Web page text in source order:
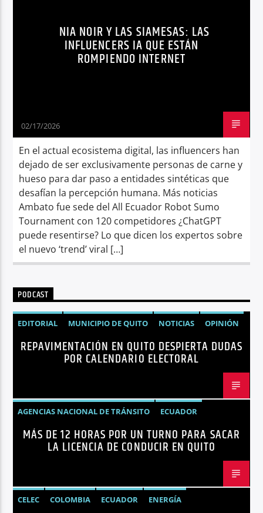
Radio hola
VALERIA Y CAMILANIA NOIR Y LAS SIAMESAS: LAS
INFLUENCERS IA QUE ESTÁN
ROMPIENDO INTERNET
02/17/2026
En el actual ecosistema digital, las influencers han
dejado de ser exclusivamente personas de carne y
hueso para dar paso a entidades sintéticas que
desafían la percepción humana. Más noticias
Ambato fue sede del All Ecuador Robot Sumo
Tournament con 120 competidores ¿ChatGPT
puede resentirse? Lo que dicen los expertos sobre
el nuevo ‘trend’ viral […]
PODCAST
EDITORIAL MUNICIPIO DE QUITO NOTICIAS
OPINIÓN
QUITO
REPAVIMENTACIÓN
REPAVIMENTACIÓN EN QUITO DESPIERTA DUDAS
POR CALENDARIO ELECTORAL
AGENCIAS NACIONAL DE TRÁNSITO
ECUADOR
LICENCIAS
NOTICIAS
MÁS DE 12 HORAS POR UN TURNO PARA SACAR
LA LICENCIA DE CONDUCIR EN QUITO
CELEC COLOMBIA ECUADOR
ENERGÍA